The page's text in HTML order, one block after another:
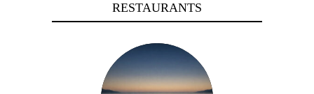
RESTAURANTS